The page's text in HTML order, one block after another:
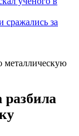
сражались за
металлическую
разбила